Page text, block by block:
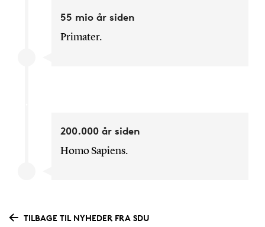
55 mio år siden
Primater.
200.000 år siden
Homo Sapiens.
TILBAGE TIL NYHEDER FRA SDU